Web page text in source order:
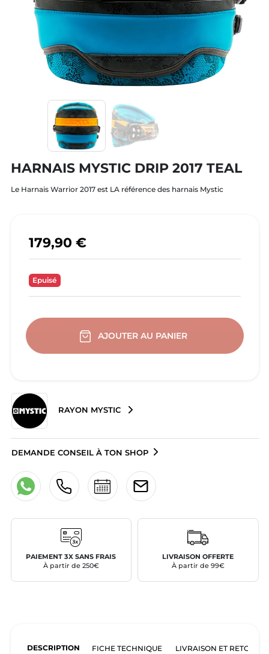
HARNAIS MYSTIC DRIP 2017 TEAL
Le Harnais Warrior 2017 est LA référence des harnais Mystic
179,90 €
Epuisé
AJOUTER AU PANIER
RAYON MYSTIC
DEMANDE CONSEIL À TON SHOP
PAIEMENT 3X SANS FRAIS
À partir de 250€
LIVRAISON OFFERTE
À partir de 99€
DESCRIPTION FICHE TECHNIQUE LIVRAISON ET RETOURS